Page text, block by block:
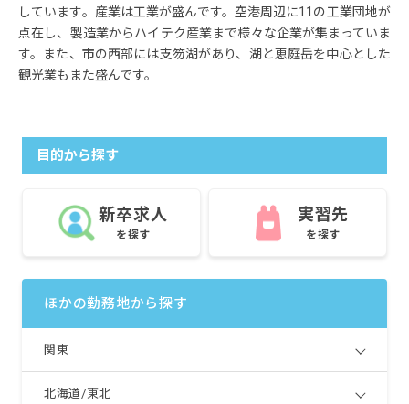
しています。産業は工業が盛んです。空港周辺に11の工業団地が
点在し、製造業からハイテク産業まで様々な企業が集まっていま
す。また、市の西部には支笏湖があり、湖と恵庭岳を中心とした
観光業もまた盛んです。
目的から探す
新卒求人
を探す
実習先
を探す
ほかの勤務地から探す
関東
北海道/東北